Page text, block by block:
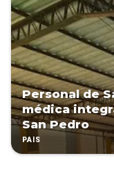
Personal de
médica
San Pedro
PAÍS